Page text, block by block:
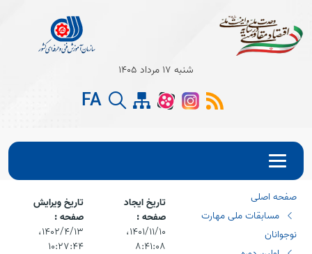
Open
Open
Open
Open
شنبه 17 مرداد 1405
FA
صفحه اصلی
مسابقات ملی مهارت
نوجوانان
تاریخ ایجاد
صفحه :
۱۴۰۱/۱۱/۱۰،‏
۸:۴۱:۰۸
تاریخ ویرایش
صفحه :
۱۴۰۲/۴/۱۳،‏
۱۰:۲۷:۴۴